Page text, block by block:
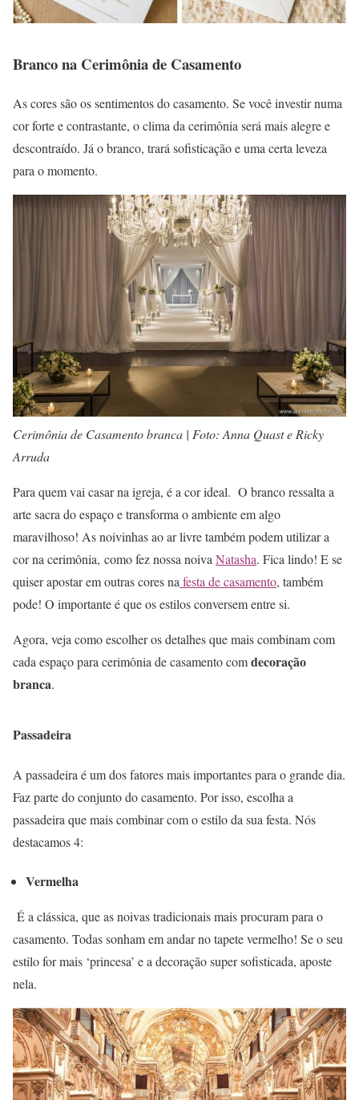
Branco na Cerimônia de Casamento
As cores são os sentimentos do casamento. Se você investir numa
cor forte e contrastante, o clima da cerimônia será mais alegre e
descontraído. Já o branco, trará sofisticação e uma certa leveza
para o momento.
Cerimônia de Casamento branca | Foto: Anna Quast e Ricky
Arruda
Para quem vai casar na igreja, é a cor ideal. O branco ressalta a
arte sacra do espaço e transforma o ambiente em algo
maravilhoso! As noivinhas ao ar livre também podem utilizar a
cor na cerimônia, como fez nossa noivaNatasha. Fica lindo! E se
quiser apostar em outras cores nafesta de casamento, também
pode! O importante é que os estilos conversem entre si.
Agora, veja como escolher os detalhes que mais combinam com
cada espaço para cerimônia de casamento comdecoração
branca.
Passadeira
A passadeira é um dos fatores mais importantes para o grande dia.
Faz parte do conjunto do casamento. Por isso, escolha a
passadeira que mais combinar com o estilo da sua festa. Nós
destacamos 4:
Vermelha
É a clássica, que as noivas tradicionais mais procuram para o
casamento. Todas sonham em andar no tapete vermelho! Se o seu
estilo for mais ‘princesa’ e a decoração super sofisticada, aposte
nela.